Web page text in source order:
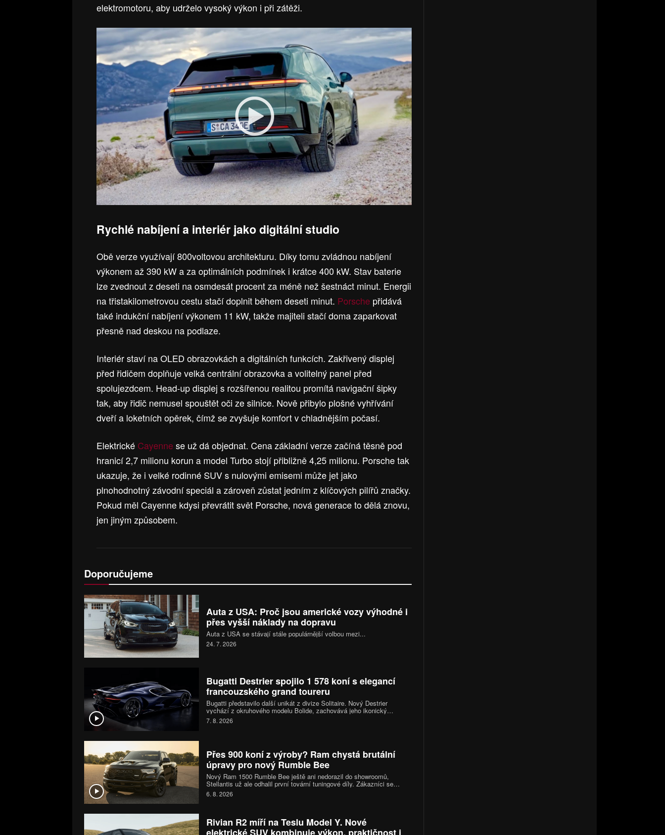
elektromotoru, aby udrželo vysoký výkon i při zátěži.
Rychlé nabíjení a interiér jako digitální studio
Obě verze využívají 800voltovou architekturu. Díky tomu zvládnou nabíjení
výkonem až 390 kW a za optimálních podmínek i krátce 400 kW. Stav baterie
lze zvednout z deseti na osmdesát procent za méně než šestnáct minut. Energii
na třistakilometrovou cestu stačí doplnit během deseti minut. Porsche přidává
také indukční nabíjení výkonem 11 kW, takže majiteli stačí doma zaparkovat
přesně nad deskou na podlaze.
Interiér staví na OLED obrazovkách a digitálních funkcích. Zakřivený displej
před řidičem doplňuje velká centrální obrazovka a volitelný panel před
spolujezdcem. Head-up displej s rozšířenou realitou promítá navigační šipky
tak, aby řidič nemusel spouštět oči ze silnice. Nově přibylo plošné vyhřívání
dveří a loketních opěrek, čímž se zvyšuje komfort v chladnějším počasí.
Elektrické Cayenne se už dá objednat. Cena základní verze začíná těsně pod
hranicí 2,7 milionu korun a model Turbo stojí přibližně 4,25 milionu. Porsche tak
ukazuje, že i velké rodinné SUV s nulovými emisemi může jet jako
plnohodnotný závodní speciál a zároveň zůstat jedním z klíčových pilířů značky.
Pokud měl Cayenne kdysi převrátit svět Porsche, nová generace to dělá znovu,
jen jiným způsobem.
Doporučujeme
Auta z USA: Proč jsou americké vozy výhodné i
přes vyšší náklady na dopravu
Auta z USA se stávají stále populárnější volbou mezi...
24. 7. 2026
Bugatti Destrier spojilo 1 578 koní s elegancí
francouzského grand toureru
Bugatti představilo další unikát z divize Solitaire. Nový Destrier
vychází z okruhového modelu Bolide, zachovává jeho ikonický
šestnáctiválec o výkonu 1 578 koní, ale místo čistě závodního
charakteru sází na vytříbený design, luxusní interiér a exkluzivitu
7. 8. 2026
Přes 900 koní z výroby? Ram chystá brutální
úpravy pro nový Rumble Bee
Nový Ram 1500 Rumble Bee ještě ani nedorazil do showroomů,
Stellantis už ale odhalil první tovární tuningové díly. Zákazníci se
mohou těšit na kompresorové kity, sportovní podvozky i nové výfukové
systémy. Vrcholná verze SRT se díky nim dostane přes hranici 900
6. 8. 2026
Rivian R2 míří na Teslu Model Y. Nové
elektrické SUV kombinuje výkon, praktičnost i